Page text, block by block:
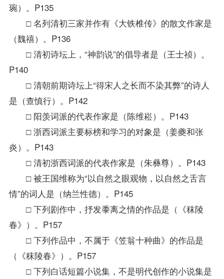
琬）。P135
□ 名列清初三家并作有《大铁椎传》的散文作家是
（魏禧）。P136
□ 清初诗坛上，“神韵说”的倡导者是（王士祯）。
P140
□ 清朝前期诗坛上“得宋人之长而不染其弊”的诗人
是（查慎行）。P142
□ 阳羡词派的代表作家是（陈维崧）。P143
□ 浙西词派主要标榜和学习的对象是（姜夔和张
炎）。P143
□ 清初浙西词派的代表作家是（朱彝尊）。P143
□ 被王国维称为“以自然之眼观物，以自然之舌言
情”的词人是（纳兰性德）。P145
□ 下列剧作中，抒发黍离之情的作品是（《秣陵
春》）。P157
□ 下列作品中，不属于《笠翁十种曲》的作品是
（《秣陵春》）。P157
□ 下列白话短篇小说集，不是明代创作的小说集是